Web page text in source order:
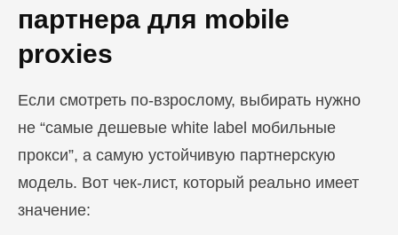
партнера для mobile
proxies
Если смотреть по-взрослому, выбирать нужно
не “самые дешевые white label мобильные
прокси”, а самую устойчивую партнерскую
модель. Вот чек-лист, который реально имеет
значение:
Похожиестатьи
Блог